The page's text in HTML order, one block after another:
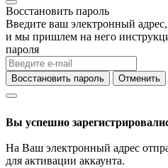
Восстановить пароль
Введите ваш электронный
и мы пришлем на него
пароля
Восстановить пароль Отменить
Вы успешно
На Ваш электронный адрес
для активации аккаунта.